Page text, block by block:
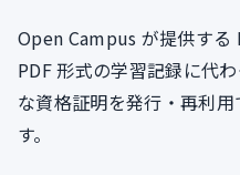
Open Campus が提供する
PDF 形式の学習記録に代
な資格証明を発行・再利
す。